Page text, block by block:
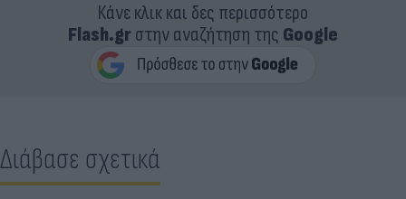
Κάνε κλικ και δες περισσότερο
Flash.grστην αναζήτηση της Google
Διάβασε σχετικά